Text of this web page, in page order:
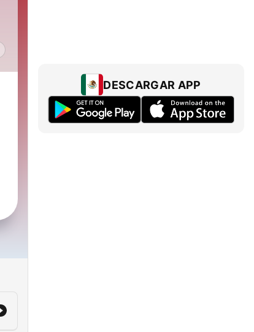
DESCARGAR APP